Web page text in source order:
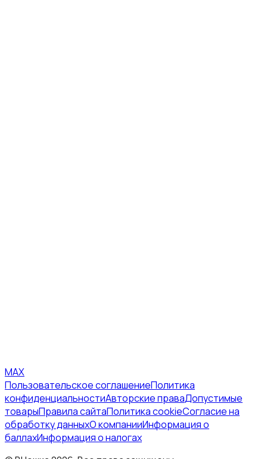
MAX
Пользовательское соглашениеПолитика
конфиденциальностиАвторские праваДопустимые
товарыПравила сайтаПолитика cookieСогласие на
обработку данныхО компанииИнформация о
баллахИнформация о налогах